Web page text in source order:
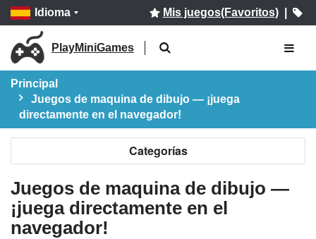
Idioma Mis juegos(Favoritos)|
PlayMiniGames
Principal
Juegos de maquina de dibujo — ¡juega
directamente en el navegador!
Categorías
Juegos de maquina de dibujo —
¡juega directamente en el
navegador!